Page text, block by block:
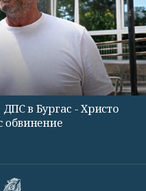
в Бургас - Христо
обвинение